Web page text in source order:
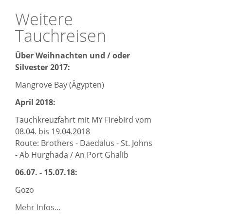
Bali
2018
Weitere
Tauchreisen
Über Weihnachten und / oder
Silvester 2017:
Mangrove Bay (Ägypten)
April 2018:
Tauchkreuzfahrt mit MY Firebird vom
08.04. bis 19.04.2018
Route: Brothers - Daedalus - St. Johns
- Ab Hurghada / An Port Ghalib
06.07. - 15.07.18:
Gozo
Mehr Infos...